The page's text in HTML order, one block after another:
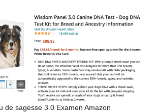
de sagesse 3.0 Examen Amazon